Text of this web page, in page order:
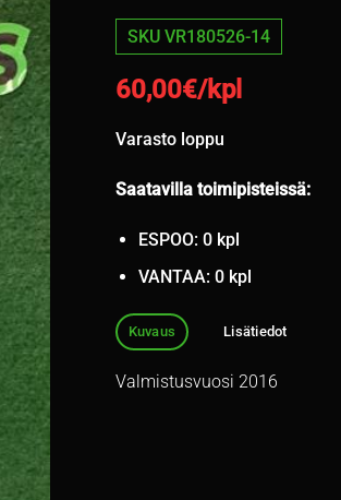
SKU VR180526-14
60,00€/kpl
Varasto loppu
Saatavilla toimipisteissä:
ESPOO: 0 kpl
VANTAA: 0 kpl
Kuvaus Lisätiedot
Valmistusvuosi 2016